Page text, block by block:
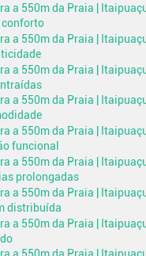
conforto
funcional
prolongadas
distribuída